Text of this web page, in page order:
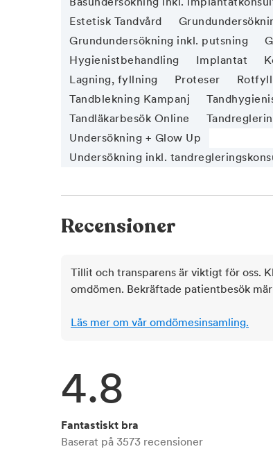
Estetisk Tandvård
Grundundersökning inkl. putsning
Hygienistbehandling
Implantat
Lagning, fyllning
Proteser
Tandblekning Kampanj
Tandläkarbesök Online
Undersökning + Glow Up
Undersökning inkl.
Recensioner
Tillit och transparens är viktigt för oss.
omdömen. Bekräftade patientbesök
Läs mer om vår omdömesinsamling.
4.8
Fantastiskt bra
Baserat på 3573 recensioner